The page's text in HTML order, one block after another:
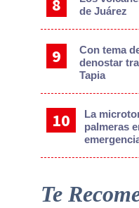
de Juárez
Con tema
denostar
Tapia
La
palmeras
Te